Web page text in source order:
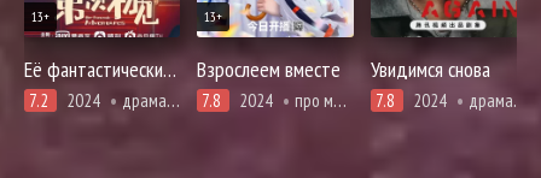
13+
Её фантастические приключения
7.2 2024 драма, история, адаптация новел, романтика, фэнтези
13+
Взрослеем вместе
7.8 2024 про молодость и любовь, адаптация новел
Увидимся снова
7.8 2024 драма, мистика, расследование, триллер, фэнтези, полиция, смерть